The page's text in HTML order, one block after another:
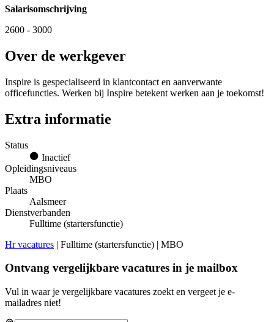
Salarisomschrijving
2600 - 3000
Over de werkgever
Inspire is gespecialiseerd in klantcontact en aanverwante
officefuncties. Werken bij Inspire betekent werken aan je toekomst!
Extra informatie
Status
Inactief
Opleidingsniveaus
MBO
Plaats
Aalsmeer
Dienstverbanden
Fulltime (startersfunctie)
Hr vacatures | Fulltime (startersfunctie) | MBO
Ontvang vergelijkbare vacatures in je mailbox
Vul in waar je vergelijkbare vacatures zoekt en vergeet je e-
mailadres niet!